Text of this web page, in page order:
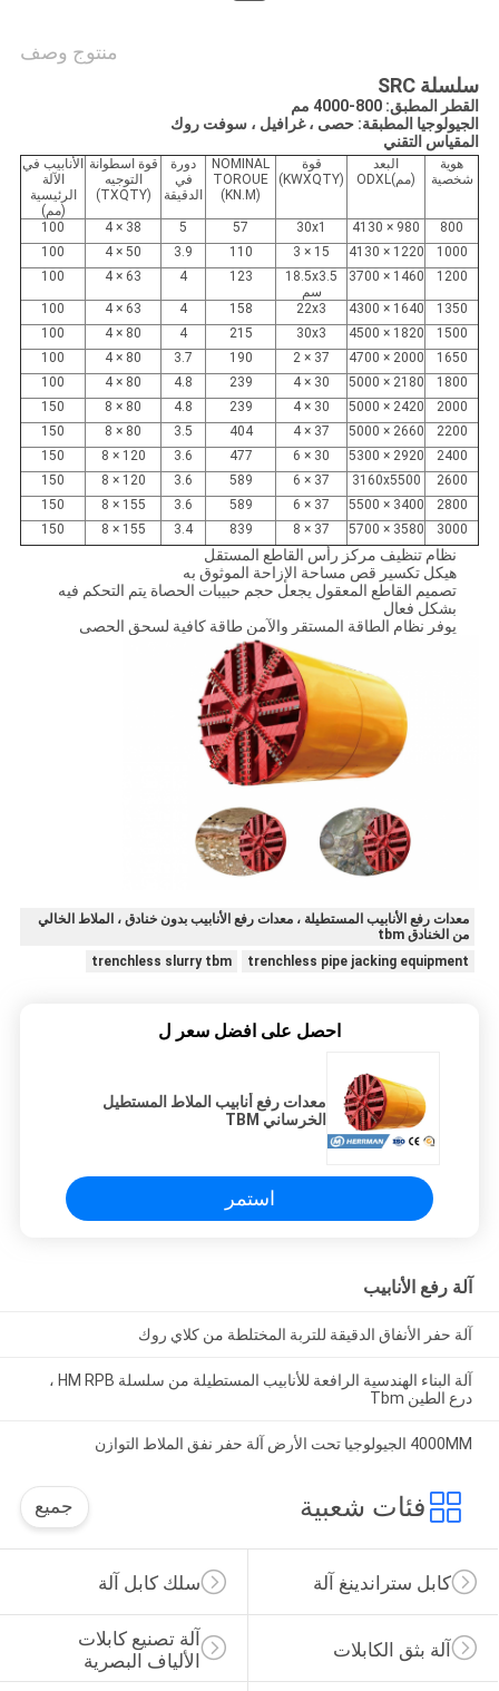
منتوج وصف
سلسلة SRC
القطر المطبق: 800-4000 مم
الجيولوجيا المطبقة: حصى ، غرافيل ، سوفت روك
المقياس التقني
هوية
شخصية
البعد
(مم)
ODXL
قوة
(KWXQTY)
NOMINAL
TOROUE
(KN.M)
دورة
في
الدقيقة
قوة اسطوانة
التوجيه
(TXQTY)
الأنابيب في
الآلة
الرئيسية
(مم)
800
980 × 4130
30x1
57
5
38 × 4
100
1000
1220 × 4130
15 × 3
110
3.9
50 × 4
100
1200
1460 × 3700
18.5x3.5
سم
123
4
63 × 4
100
1350
1640 × 4300
22x3
158
4
63 × 4
100
1500
1820 × 4500
30x3
215
4
80 × 4
100
1650
2000 × 4700
37 × 2
190
3.7
80 × 4
100
1800
2180 × 5000
30 × 4
239
4.8
80 × 4
100
2000
2420 × 5000
30 × 4
239
4.8
80 × 8
150
2200
2660 × 5000
37 × 4
404
3.5
80 × 8
150
2400
2920 × 5300
30 × 6
477
3.6
120 × 8
150
2600
3160x5500
37 × 6
589
3.6
120 × 8
150
2800
3400 × 5500
37 × 6
589
3.6
155 × 8
150
3000
3580 × 5700
37 × 8
839
3.4
155 × 8
150
نظام تنظيف مركز رأس القاطع المستقل
هيكل تكسير قص مساحة الإزاحة الموثوق به
تصميم القاطع المعقول يجعل حجم حبيبات الحصاة يتم التحكم فيه
بشكل فعال
يوفر نظام الطاقة المستقر والآمن طاقة كافية لسحق الحصى
معدات رفع الأنابيب المستطيلة ، معدات رفع الأنابيب بدون خنادق ، الملاط الخالي
من الخنادق tbm
trenchless pipe jacking equipment
trenchless slurry tbm
احصل على افضل سعر ل
معدات رفع أنابيب الملاط المستطيل
الخرساني TBM
استمر
آلة رفع الأنابيب
آلة حفر الأنفاق الدقيقة للتربة المختلطة من كلاي روك
آلة البناء الهندسية الرافعة للأنابيب المستطيلة من سلسلة HM RPB ،
درع الطين Tbm
4000MM الجيولوجيا تحت الأرض آلة حفر نفق الملاط التوازن
فئات شعبية جميع
سلك كابل آلة كابل ستراندينغ آلة
آلة تصنيع كابلات
الألياف البصرية
آلة بثق الكابلات